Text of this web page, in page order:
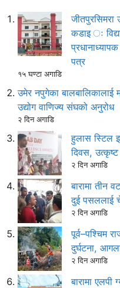
जीतपुरसिमरा
कडाइ ः
पत्र
१५ घण्टा अगाडि
उमेर नपुगेका बालबालिकालाई
उद्योग वाणिज्य संघको अनुरोध
२ दिन अगाडि
हुलास स्टिल
दिवस, उत्कृष्ट
२ दिन अगाडि
बारामा तीन
दुई पसललाई
२ दिन अगाडि
पूर्व–पश्चिम
दुर्घटना,
२ दिन अगाडि
बारामा